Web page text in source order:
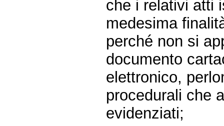
che i relativi atti
medesima
perché non si
documento
elettronico,
procedurali che
evidenziati;